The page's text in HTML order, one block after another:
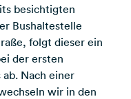
besichtigten
Bushaltestelle
folgt dieser ein
der ersten
Nach einer
wir in den